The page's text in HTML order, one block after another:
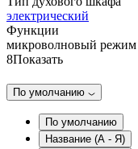
электрический
Функции
микроволновый режим
8Показать
По умолчанию
По умолчанию
Название (А - Я)